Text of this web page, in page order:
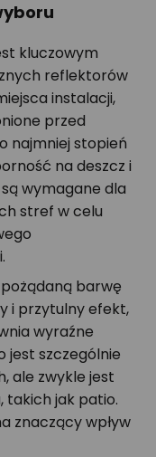
kluczowym
reflektorów
instalacji,
przed
najmniej stopień
na deszcz i
wymagane dla
stref w celu
barwę
i przytulny efekt,
wyraźne
jest szczególnie
ale zwykle jest
takich jak patio.
znaczący wpływ